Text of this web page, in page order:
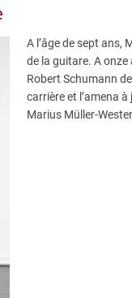
A l’âge de sept ans,
de la guitare. A
Robert Schumann
carrière et l’amena
Marius Müller-